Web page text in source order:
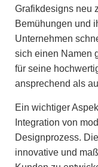
Grafikdesigns neu
Bemühungen und
Unternehmen
sich einen Namen
für seine
ansprechend als
Ein wichtiger
Integration von
Designprozess.
innovative und